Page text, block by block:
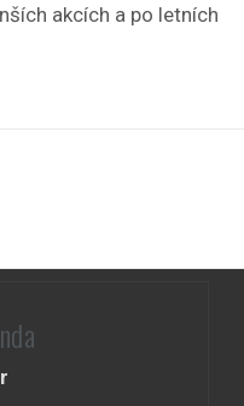
akcích a po letních